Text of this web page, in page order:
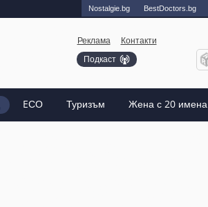
Nostalgie.bg BestDoctors.bg
Реклама
Контакти
Подкаст
EСО Туризъм Жена с 20 имена